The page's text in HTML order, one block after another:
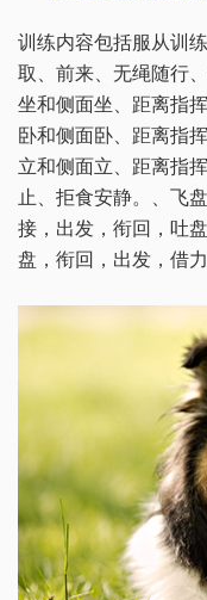
训练内容包括服从训
取、前来、无绳随行
坐和侧面坐、距离指
卧和侧面卧、距离指
立和侧面立、距离指
止、拒食安静。、飞
接，出发，衔回，吐
盘，衔回，出发，借